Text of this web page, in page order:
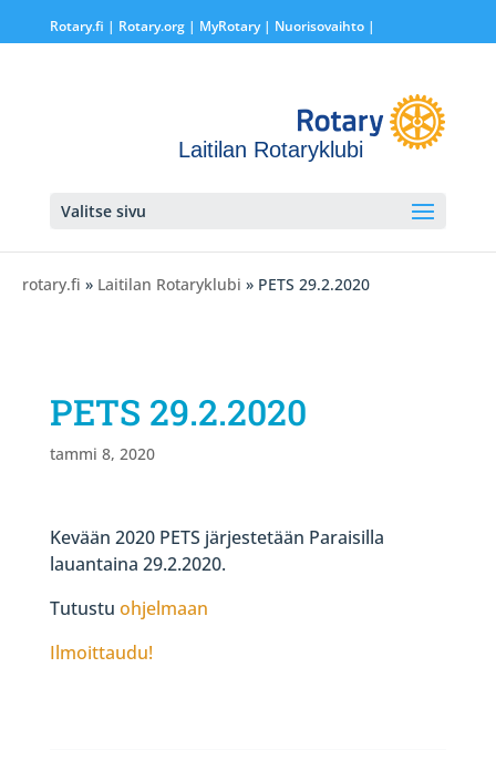
Rotary.fi | Rotary.org| MyRotary | Nuorisovaihto|
Laitilan Rotaryklubi
Valitse sivu
rotary.fi » Laitilan Rotaryklubi » PETS 29.2.2020
PETS 29.2.2020
tammi 8, 2020
Kevään 2020 PETS järjestetään Paraisilla
lauantaina 29.2.2020.
Tutustu ohjelmaan
Ilmoittaudu!